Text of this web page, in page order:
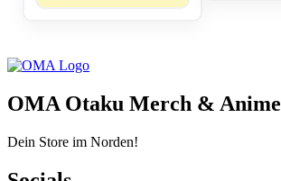
OMA Otaku Merch & Anime
Dein Store im Norden!